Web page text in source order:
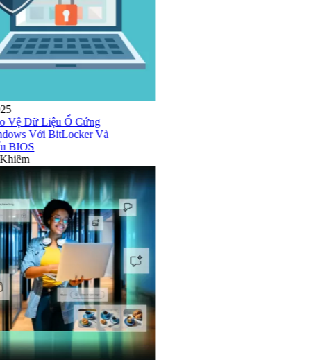
30/06/2025
Cách Bảo Vệ Dữ Liệu Ổ Cứng
Trên Windows Với BitLocker Và
Mật Khẩu BIOS
Nguyễn Khiêm